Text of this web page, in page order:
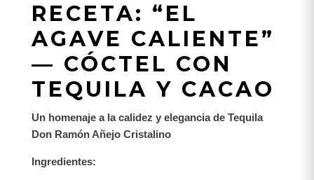
RECETA: “EL
AGAVE CALIENTE”
— CÓCTEL CON
TEQUILA Y CACAO
Un homenaje a la calidez y elegancia de Tequila
Don Ramón Añejo Cristalino
Ingredientes: